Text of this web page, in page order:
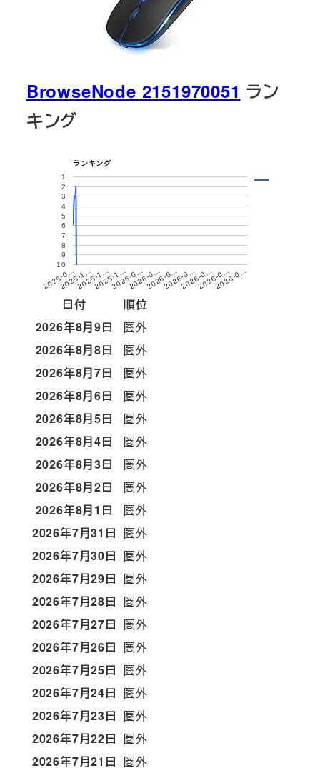
BrowseNode 2151970051 ラン
キング
ランキング
2025-0…2025-1…2025-1…2025-1…2026-0…2026-0…2026-0…2026-0…2026-0…2026-0…2026-0…
1
2
3
4
5
6
7
8
9
10
日付
順位
2026年8月9日
圏外
2026年8月8日
圏外
2026年8月7日
圏外
2026年8月6日
圏外
2026年8月5日
圏外
2026年8月4日
圏外
2026年8月3日
圏外
2026年8月2日
圏外
2026年8月1日
圏外
2026年7月31日 圏外
2026年7月30日 圏外
2026年7月29日 圏外
2026年7月28日 圏外
2026年7月27日 圏外
2026年7月26日 圏外
2026年7月25日 圏外
2026年7月24日 圏外
2026年7月23日 圏外
2026年7月22日 圏外
2026年7月21日 圏外